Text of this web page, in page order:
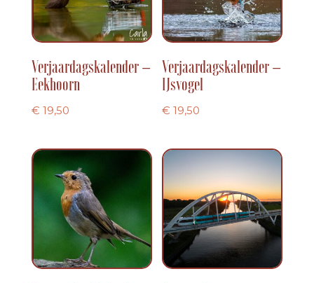
Verjaardagskalender –
Eekhoorn
€ 19,50
Verjaardagskalender –
IJsvogel
€ 19,50